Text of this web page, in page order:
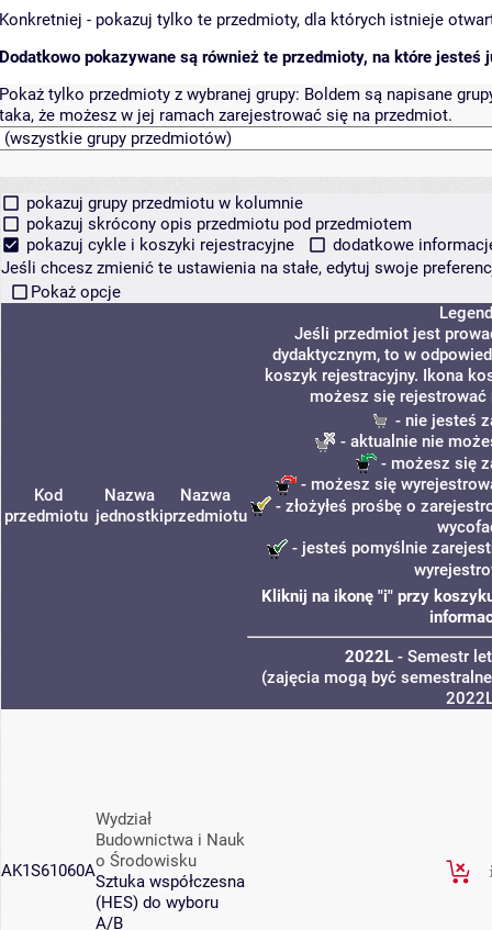
Konkretniej - pokazuj tylko te przedmioty, dla których istnieje
Dodatkowo pokazywane są również te przedmioty, na które jesteś
Pokaż tylko przedmioty z wybranej grupy: Boldem są napisane
taka, że możesz w jej ramach zarejestrować się na przedmiot.
pokazuj grupy przedmiotu w kolumnie
pokazuj skrócony opis przedmiotu pod przedmiotem
pokazuj cykle i koszyki rejestracyjne
dodatkowe
Jeśli chcesz zmienić te ustawienia na stałe, edytuj swoje
Pokaż opcje
Kod
przedmiotu
Nazwa
jednostki
Nazwa
przedmiotu
Jeśli przedmiot jest
dydaktycznym, to w
koszyk rejestracyjny. Ikona
możesz się rejestrować
- nie jesteś
- aktualnie nie
- możesz się
- możesz się
- złożyłeś prośbę o
- jesteś pomyślnie
Kliknij na ikonę "i" przy
2022L - Semestr
(zajęcia mogą być
AK1S61060A
Wydział
Budownictwa i Nauk
o Środowisku
Sztuka współczesna
(HES) do wyboru
A/B